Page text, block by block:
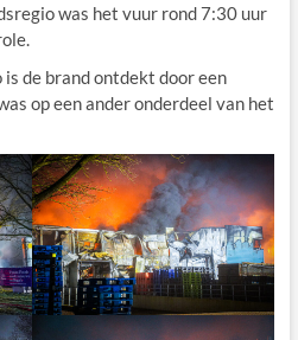
was het vuur rond 7:30 uur
de brand ontdekt door een
op een ander onderdeel van het